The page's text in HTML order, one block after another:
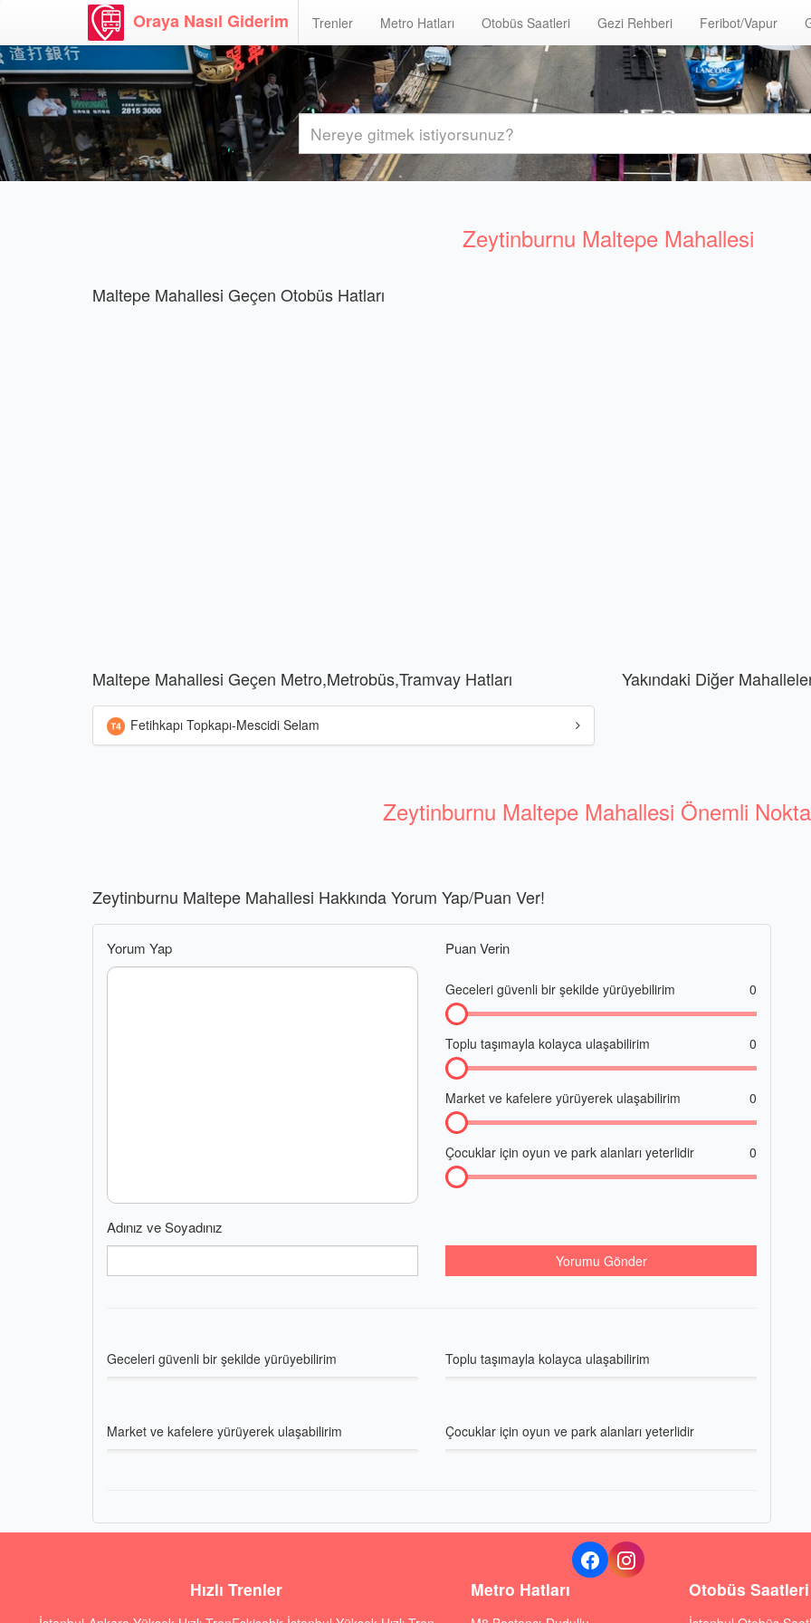
Oraya Nasıl Giderim Trenler Metro Hatları Otobüs Saatleri Gezi Rehberi Feribot/Vapur
Zeytinburnu Maltepe Mahallesi
Maltepe Mahallesi Geçen Otobüs Hatları
Maltepe Mahallesi Geçen Metro,Metrobüs,Tramvay Hatları
Fetihkapı Topkapı-Mescidi Selam
Yakındaki Diğer
Zeytinburnu Maltepe Mahallesi Önemli
Zeytinburnu Maltepe Mahallesi Hakkında Yorum Yap/Puan Ver!
Yorum Yap Puan Verin
Geceleri güvenli bir şekilde yürüyebilirim 0
Toplu taşımayla kolayca ulaşabilirim 0
Market ve kafelere yürüyerek ulaşabilirim 0
Çocuklar için oyun ve park alanları yeterlidir 0
Adınız ve Soyadınız
Yorumu Gönder
Geceleri güvenli bir şekilde yürüyebilirim Toplu taşımayla kolayca ulaşabilirim
Market ve kafelere yürüyerek ulaşabilirim Çocuklar için oyun ve park alanları yeterlidir
Hızlı Trenler Metro Hatları Otobüs Saatleri